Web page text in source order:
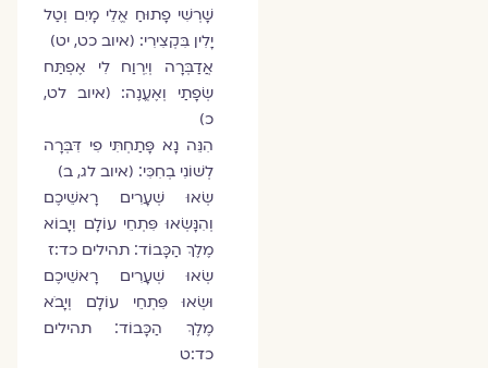
שָׁרְשִׁי פָתוּחַ אֱלֵי מָיִם וְטַל
יָלִין בִּקְצִירִי: (איוב כט, יט)
אֲדַבְּרָה וְיִרְוַח לִי אֶפְתַּח
שְׂפָתַי וְאֶעֱנֶה: (איוב לט,
כ)
הִנֵּה נָא פָּתַחְתִּי פִי דִּבְּרָה
לְשׁוֹנִי בְחִכִּי׃ (איוב לג, ב)
שְׂאוּ שְׁעָרִים רָאשֵׁיכֶם
וְהִנָּשְׂאוּ פִּתְחֵי עוֹלָם וְיָבוֹא
מֶלֶךְ הַכָּבוֹד׃ תהילים כד:ז
שְׂאוּ שְׁעָרִים רָאשֵׁיכֶם
וּשְׂאוּ פִּתְחֵי עוֹלָם וְיָבֹא
מֶלֶךְ הַכָּבוֹד׃ תהילים
כד:ט